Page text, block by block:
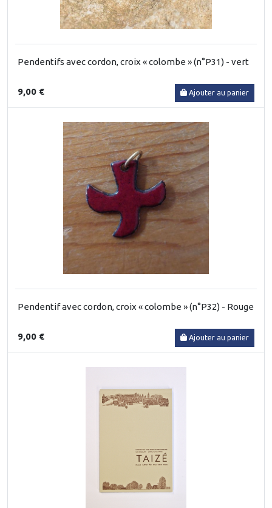
Pendentifs avec cordon, croix « colombe » (n°P31) - vert
9,00 € Ajouter au panier
Pendentif avec cordon, croix « colombe » (n°P32) - Rouge
9,00 € Ajouter au panier